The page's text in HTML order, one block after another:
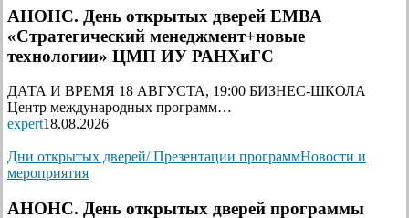
АНОНС. День открытых дверей ЕМВА
«Стратегический менеджмент+новые
технологии» ЦМП ИУ РАНХиГС
ДАТА И ВРЕМЯ 18 АВГУСТА, 19:00 БИЗНЕС-ШКОЛА
Центр международных программ…
expert18.08.2026
Дни открытых дверей/ Презентации программНовости и
мероприятия
АНОНС. День открытых дверей программы